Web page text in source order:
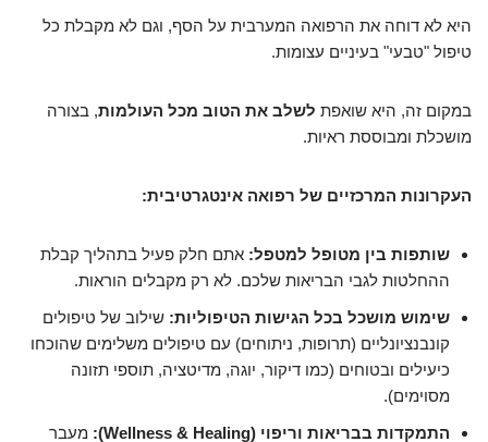
היא לא דוחה את הרפואה המערבית על הסף, וגם לא מקבלת כל
טיפול "טבעי" בעיניים עצומות.
במקום זה, היא שואפת לשלב את הטוב מכל העולמות, בצורה
מושכלת ומבוססת ראיות.
העקרונות המרכזיים של רפואה אינטגרטיבית:
שותפות בין מטופל למטפל: אתם חלק פעיל בתהליך קבלת
ההחלטות לגבי הבריאות שלכם. לא רק מקבלים הוראות.
שימוש מושכל בכל הגישות הטיפוליות: שילוב של טיפולים
קונבנציונליים (תרופות, ניתוחים) עם טיפולים משלימים שהוכחו
כיעילים ובטוחים (כמו דיקור, יוגה, מדיטציה, תוספי תזונה
מסוימים).
התמקדות בבריאות וריפוי (Wellness & Healing):
מעבר